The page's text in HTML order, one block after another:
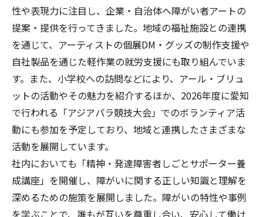
性や表現力に注目し、企業・自治体へ障がい者アートの
提案・提供を行ってきました。地域の福祉施設との連携
を通じて、アーティストの個展DM・グッズの制作支援や
自社製品を通じた軽作業の就労支援にも取り組んでいま
す。また、小学校への訪問などにより、アール・ブリュ
ットの活動やその魅力を紹介するほか、2026年度に愛知
で行われる「アジアパラ競技大会」でのボランティア活
動にも参加を予定しており、地域と連携したさまざまな
活動を展開しています。
社内においても「精神・発達障害者しごとサポーター養
成講座」を開催し、障がいに関する正しい知識と理解を
深めるための施策を展開しました。障がいの特性や事例